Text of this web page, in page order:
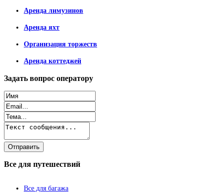
Аренда лимузинов
Аренда яхт
Организация торжеств
Аренда коттеджей
Задать вопрос оператору
Все для путешествий
Все для багажа